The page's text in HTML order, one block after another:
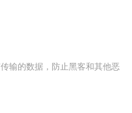
输的数据，防止黑客和其他恶